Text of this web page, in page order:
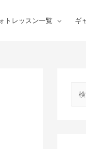
トレッスン一覧 ギ